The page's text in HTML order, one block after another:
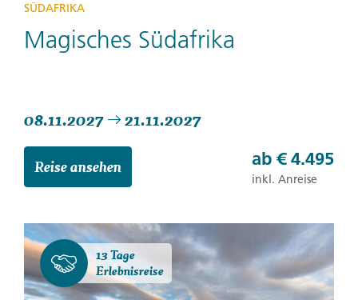
SÜDAFRIKA
Magisches Südafrika
08.11.2027 21.11.2027
Reise ansehen ab € 4.495
inkl. Anreise
13 Tage
Erlebnisreise